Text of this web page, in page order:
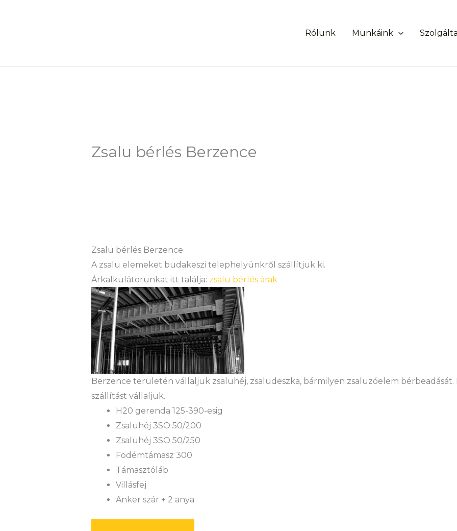
Rólunk Munkáink
Zsalu bérlés Berzence
Zsalu bérlés Berzence
A zsalu elemeket budakeszi telephelyünkről szállítjuk ki.
Árkalkulátorunkat itt találja: zsalu bérlés árak
Berzence területén vállaljuk zsaluhéj, zsaludeszka, bármilyen zsaluzóelem
szállítást vállaljuk.
H20 gerenda 125-390-esig
Zsaluhéj 3SO 50/200
Zsaluhéj 3SO 50/250
Födémtámasz 300
Támasztóláb
Villásfej
Anker szár + 2 anya